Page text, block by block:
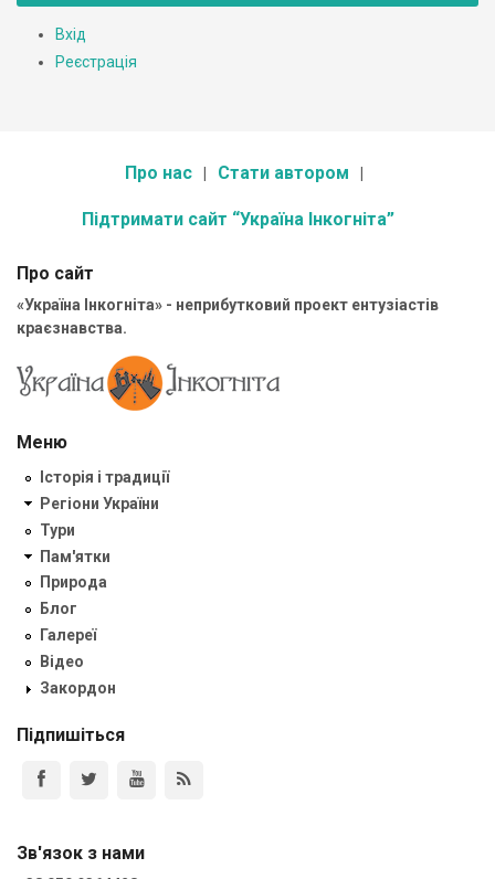
Вхід
Реєстрація
Про нас Стати автором
Підтримати сайт “Україна Інкогніта”
Про сайт
«Україна Інкогніта» - неприбутковий проект ентузіастів
краєзнавства.
Меню
Історія і традиції
Регіони України
Тури
Пам'ятки
Природа
Блог
Галереї
Відео
Закордон
Підпишіться
Зв'язок з нами